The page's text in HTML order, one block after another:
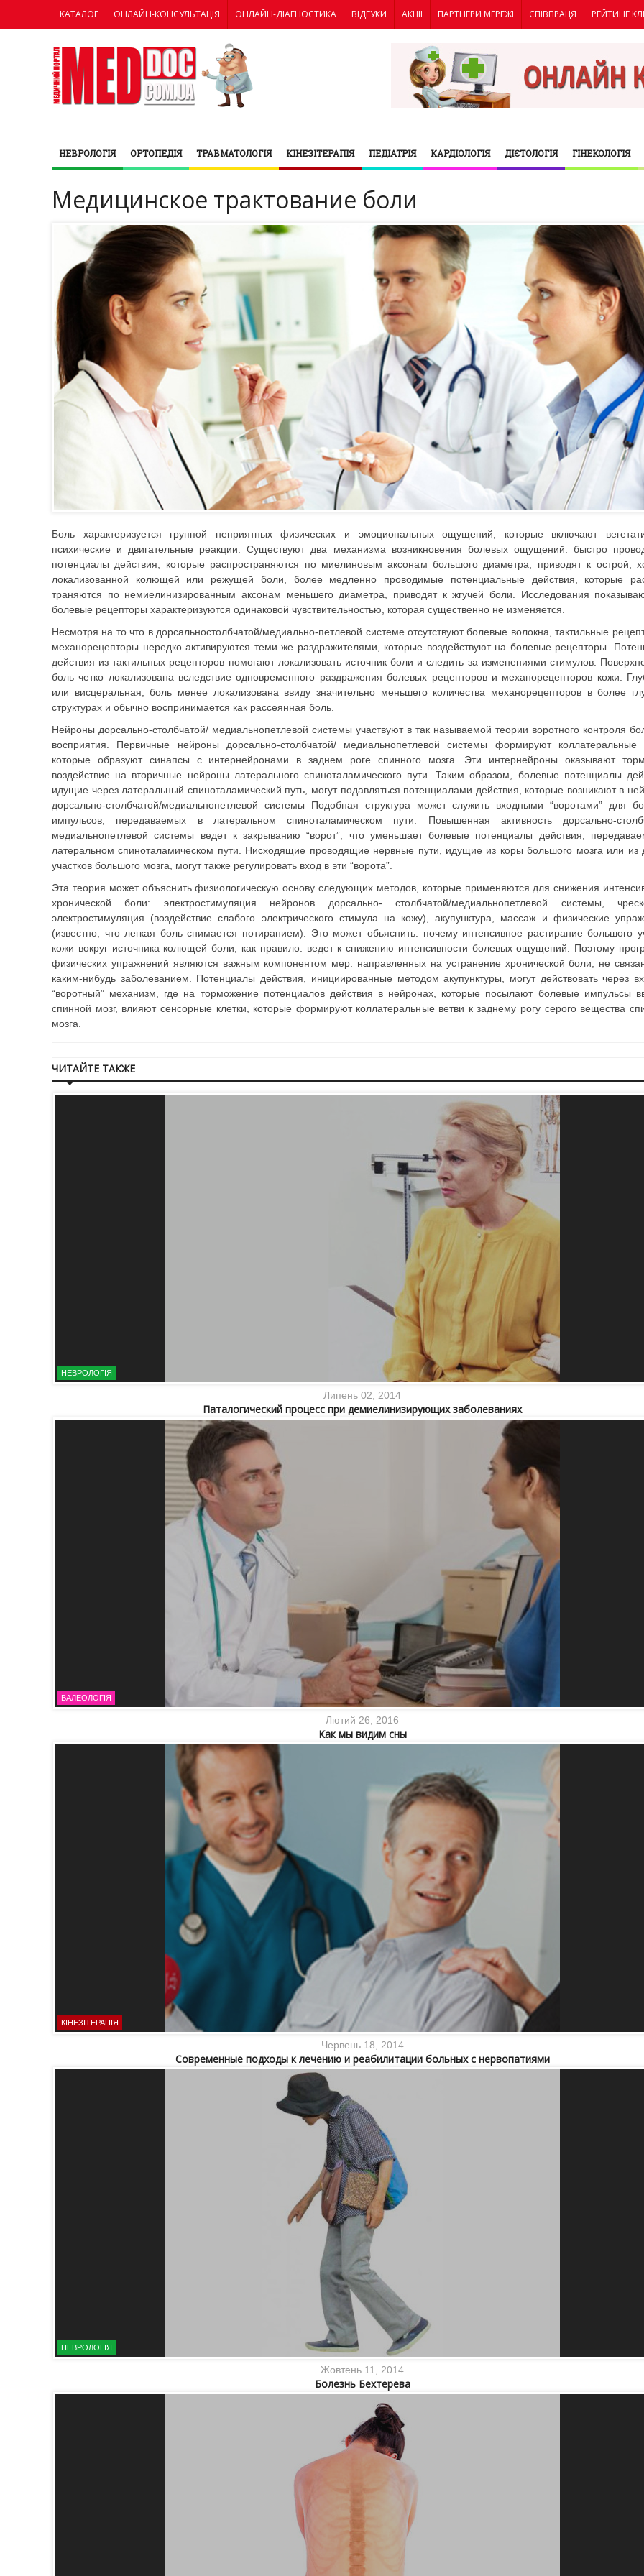
КАТАЛОГ ОНЛАЙН-КОНСУЛЬТАЦІЯ ОНЛАЙН-ДІАГНОСТИКА ВІДГУКИ АКЦІЇ ПАРТНЕРИ МЕРЕЖІ СПІВПРАЦЯ РЕЙТИНГ
НЕВРОЛОГІЯ ОРТОПЕДІЯ ТРАВМАТОЛОГІЯ КІНЕЗІТЕРАПІЯ ПЕДІАТРІЯ КАРДІОЛОГІЯ ДІЄТОЛОГІЯ ГІНЕКОЛОГІЯ
Медицинское трактование боли
Боль характеризуется группой неприят­ных физических и эмоциональных ощу­щений, которые включают
психические и двигательные реакции. Су­ществуют два механизма возникновения болевых ощущений: быстро
потенциалы действия, которые распрос­траняются по миелиновым аксонам боль­шого диаметра, приводят к острой,
локализованной колющей или режущей боли, более медленно проводимые потен­циальные действия, которые
траняются по немиелинизированным ак­сонам меньшего диаметра, приводят к жгучей боли. Исследования
болевые рецепторы характеризуются одинаковой чувствительностью, которая существенно не изменяется.
Несмотря на то что в дорсально­столбчатой/медиально-петлевой сис­теме отсутствуют болевые волокна, так­тильные
механорецепторы нередко активируются теми же раздра­жителями, которые воздействуют на бо­левые рецепторы.
действия из тактильных рецепторов помогают ло­кализовать источник боли и следить за изменениями стимулов.
боль четко локализована вследствие одновременного раздражения болевых рецепторов и механорецепторов кожи.
или висцеральная, боль менее локализована ввиду значительно мень­шего количества механорецепторов в более
структурах и обычно вос­принимается как рассеянная боль.
Нейроны дорсально-столбчатой/ медиальнопетлевой системы участвуют в так называемой теории воротного контроля
восприятия. Первичные нейроны дорсально-столбча­той/ медиальнопетлевой системы фор­мируют коллатеральные
которые образуют синапсы с интернейронами в заднем роге спинного мозга. Эти интер­нейроны оказывают
воздействие на вторичные нейроны латераль­ного спиноталамического пути. Таким образом, болевые потенциалы
идущие через латеральный спиноталамический путь, могут подавляться по­тенциалами действия, которые возникают в
дорсально-столбчатой/ме­диальнопетлевой системы Подобная структура может служить входными “воротами” для
импульсов, пе­редаваемых в латеральном спинотала­мическом пути. Повышенная активность дорсально-
медиальнопетлевой системы ведет к закрыванию “во­рот”, что уменьшает болевые потенциалы действия,
латеральном спиноталамическом пути. Нисходящие проводящие нервные пути, идущие из коры большого мозга или из
участков большого мозга, могут также регулировать вход в эти “ворота”.
Эта теория может объяснить физио­логическую основу следующих методов, которые применяются для снижения
хронической боли: элек­тростимуляция нейронов дорсально- столбчатой/медиальнопетлевой сис­темы,
электростимуляция (воздействие слабого электрического стимула на кожу), акупунктура, массаж и физические
(известно, что легкая боль снимается потиранием). Это может обьяснить. почему интенсивное растирание большого
кожи вок­руг источника колющей боли, как прави­ло. ведет к снижению интенсивности бо­левых ощущений. Поэтому
физических упражнений являются важ­ным компонентом мер. направленных на устранение хронической боли, не
каким-нибудь заболеванием. Потенциалы действия, инициированные методом акупунктуры, могут действовать через
“воротный” механизм, где на торможение потенциалов действия в нейронах, которые посылают болевые импульсы
спинной мозг, влияют сенсорные клетки, которые формируют коллатеральные ветви к заднему рогу серого вещества
мозга.
ЧИТАЙТЕ ТАКЖЕ
НЕВРОЛОГІЯ
Липень 02, 2014
Паталогический процесс при демиелинизирующих заболеваниях
ВАЛЕОЛОГІЯ
Лютий 26, 2016
Как мы видим сны
КІНЕЗІТЕРАПІЯ
Червень 18, 2014
Современные подходы к лечению и реабилитации больных с нервопатиями
НЕВРОЛОГІЯ
Жовтень 11, 2014
Болезнь Бехтерева